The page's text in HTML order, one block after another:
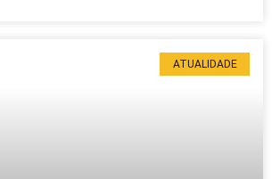
ATUALIDADE